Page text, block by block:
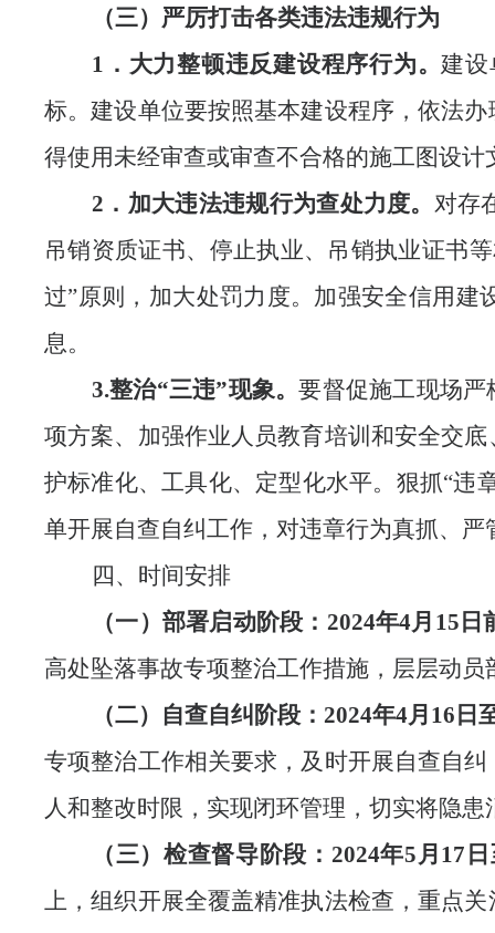
（三）严厉打击各类违法违规行为
1．大力整顿违反建设程序行为。建设
标。建设单位要按照基本建设程序，依法
得使用未经审查或审查不合格的施工图设计
2 ．加大违法违规行为查处力度。 对存
吊销资质证书、停止执业、吊销执业证书
过”原则，加大处罚力度。加强安全信用
息。
3.整治“三违”现象。要督促施工现场
项方案、加强作业人员教育培训和安全交
护标准化、工具化、定型化水平。狠抓“违
单开展自查自纠工作，对违章行为真抓、严
四、时间安排
（一）部署启动阶段： 2024年4月 15日
高处坠落事故专项整治工作措施，层层动
（二）自查自纠阶段：2024年4月 16日
专项整治工作相关要求，及时开展自查自纠
人和整改时限，实现闭环管理，切实将隐
（三）检查督导阶段： 2024年5月17
上，组织开展全覆盖精准执法检查，重点